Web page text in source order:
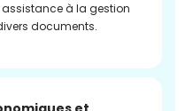
à la gestion
documents.